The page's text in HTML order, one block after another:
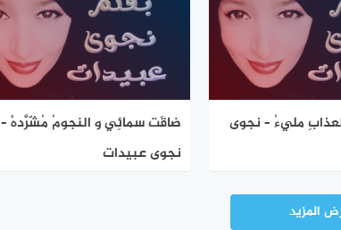
مليءُ – نجوى
ضاقَت سمائِي و النجومُ مُشّرَّدهْ –
نجوى عبيدات
المزيد